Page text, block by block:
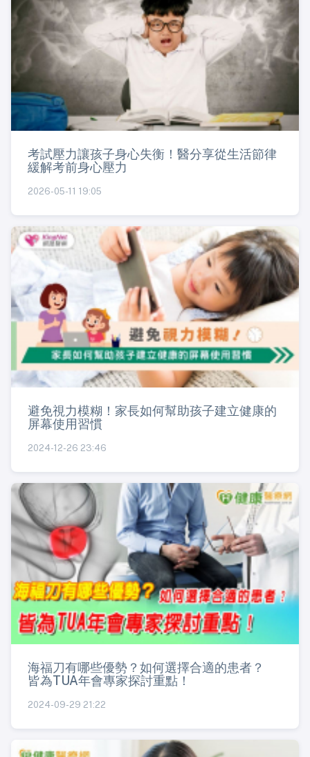
考試壓力讓孩子身心失衡！醫分享從生活節律
緩解考前身心壓力
2026-05-11 19:05
避免視力模糊！家長如何幫助孩子建立健康的
屏幕使用習慣
2024-12-26 23:46
海福刀有哪些優勢？如何選擇合適的患者？
皆為TUA年會專家探討重點！
2024-09-29 21:22